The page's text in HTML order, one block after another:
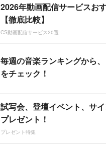
2026年動画配信サービスお
【徹底比較】
CS動画配信サービス20選
毎週の音楽ランキングから
をチェック！
試写会、登壇イベント、サ
プレゼント！
プレゼント特集